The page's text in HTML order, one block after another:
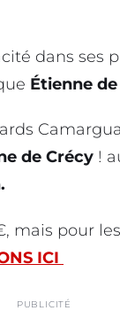
dans ses
Étienne
de Crécy !
mais pour
ICI
PUBLICITÉ